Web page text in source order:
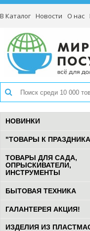
В Каталог Новости О нас
НОВИНКИ
"ТОВАРЫ К
ТОВАРЫ ДЛЯ САДА,
ОПРЫСКИВАТЕЛИ,
ИНСТРУМЕНТЫ
БЫТОВАЯ ТЕХНИКА
ГАЛАНТЕРЕЯ АКЦИЯ!
ИЗДЕЛИЯ ИЗ